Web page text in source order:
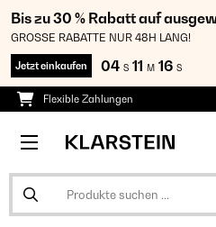
Bis zu 30 % Rabatt auf
GROSSE RABATTE NUR 48H LANG!
Jetzt einkaufen 04 S 11 M 16 S
Flexible Zahlungen